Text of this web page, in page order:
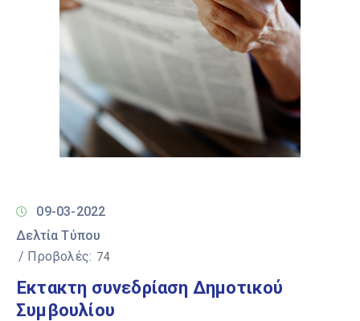
09-03-2022
Δελτία Τύπου
/ Προβολές: 74
Έκτακτη συνεδρίαση Δημοτικού
Συμβουλίου